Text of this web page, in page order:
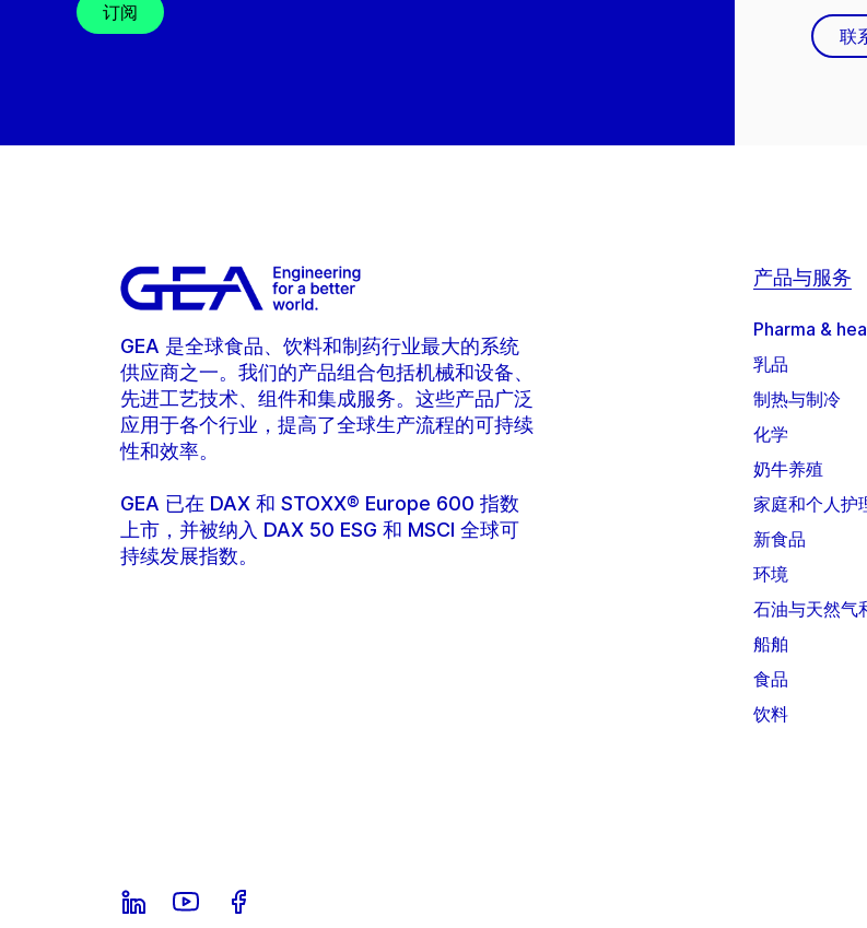
订阅
联
GEA 是全球食品、饮料和制药行业最大的系统
供应商之一。我们的产品组合包括机械和设备、
先进工艺技术、组件和集成服务。这些产品广泛
应用于各个行业，提高了全球生产流程的可持续
性和效率。
GEA 已在 DAX 和 STOXX® Europe 600 指数
上市，并被纳入 DAX 50 ESG 和 MSCI 全球可
持续发展指数。
产品与服务
Pharma &
乳品
制热与制冷
化学
奶牛养殖
家庭和个人护
新食品
环境
石油与天然气
船舶
食品
饮料